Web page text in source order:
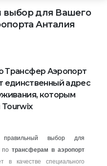
выбор для Вашего
Анталия
Трансфер Аэропорт
единственный адрес
которым
Tourwix
выбор для
по трансферам в аэропорт
в качестве специального